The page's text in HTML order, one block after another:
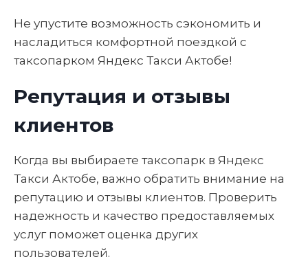
Не упустите возможность сэкономить и
насладиться комфортной поездкой с
таксопарком Яндекс Такси Актобе!
Репутация и отзывы
клиентов
Когда вы выбираете таксопарк в Яндекс
Такси Актобе, важно обратить внимание на
репутацию и отзывы клиентов. Проверить
надежность и качество предоставляемых
услуг поможет оценка других
пользователей.